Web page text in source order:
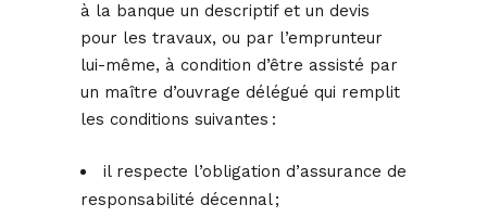
à la banque un descriptif et un devis
pour les travaux, ou par l’emprunteur
lui-même, à condition d’être assisté par
un maître d’ouvrage délégué qui remplit
les conditions suivantes :
il respecte l’obligation d’assurance de
responsabilité décennal ;